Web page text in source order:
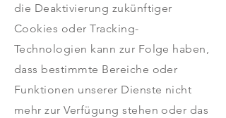
die Deaktivierung zukünftiger
Cookies oder Tracking-
Technologien kann zur Folge haben,
dass bestimmte Bereiche oder
Funktionen unserer Dienste nicht
mehr zur Verfügung stehen oder das